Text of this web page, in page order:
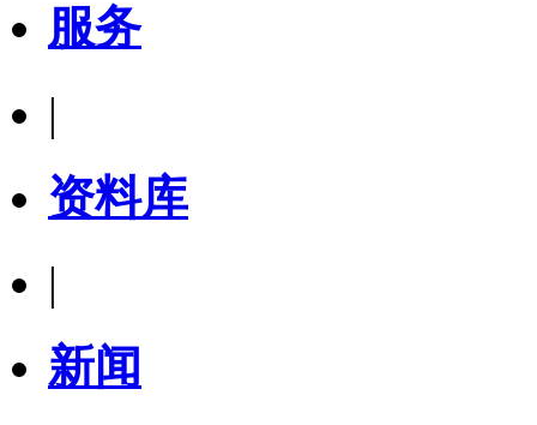
服务
|
资料库
|
新闻